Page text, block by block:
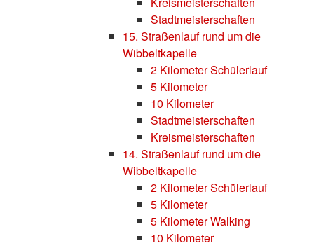
Stadtmeisterschaften
15. Straßenlauf rund um die
Wibbeltkapelle
2 Kilometer Schülerlauf
5 Kilometer
10 Kilometer
Stadtmeisterschaften
Kreismeisterschaften
14. Straßenlauf rund um die
Wibbeltkapelle
2 Kilometer Schülerlauf
5 Kilometer
5 Kilometer Walking
10 Kilometer